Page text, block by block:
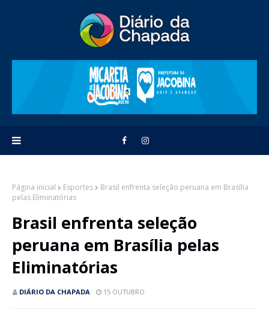
Página inicial Esportes
Brasil enfrenta seleção peruana em Brasília
pelas Eliminatórias
Brasil enfrenta seleção
peruana em Brasília pelas
Eliminatórias
DIÁRIO DA CHAPADA 15 OUTUBRO